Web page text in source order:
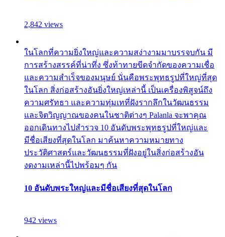
2,842 views
ในโลกที่ความยิ่งใหญ่และความสง่างามมาบรรจบกัน มี
การสร้างสรรค์ที่น่าทึ่ง ซึ่งท้าทายขีดจำกัดของความเชื่อ
และความสำเร็จของมนุษย์ นั่นคือพระพุทธรูปที่ใหญ่ที่สุด
ในโลก สิ่งก่อสร้างอันยิ่งใหญ่เหล่านี้ เป็นเครื่องพิสูจน์ถึง
ความศรัทธา และความทุ่มเทที่ฝังรากลึกในวัฒนธรรม
และจิตวิญญาณของคนในชาติต่างๆ Palanla จะพาคุณ
ออกเดินทางไปสำรวจ 10 อันดับพระพุทธรูปที่ใหญ่และ
มีชื่อเสียงที่สุดในโลก มาค้นหาความหมายทาง
ประวัติศาสตร์และวัฒนธรรมที่ฝังอยู่ในสิ่งก่อสร้างอัน
งดงามเหล่านี้ไปพร้อมๆ กัน
10 อันดับพระใหญ่และมีชื่อเสียงที่สุดในโลก
942 views